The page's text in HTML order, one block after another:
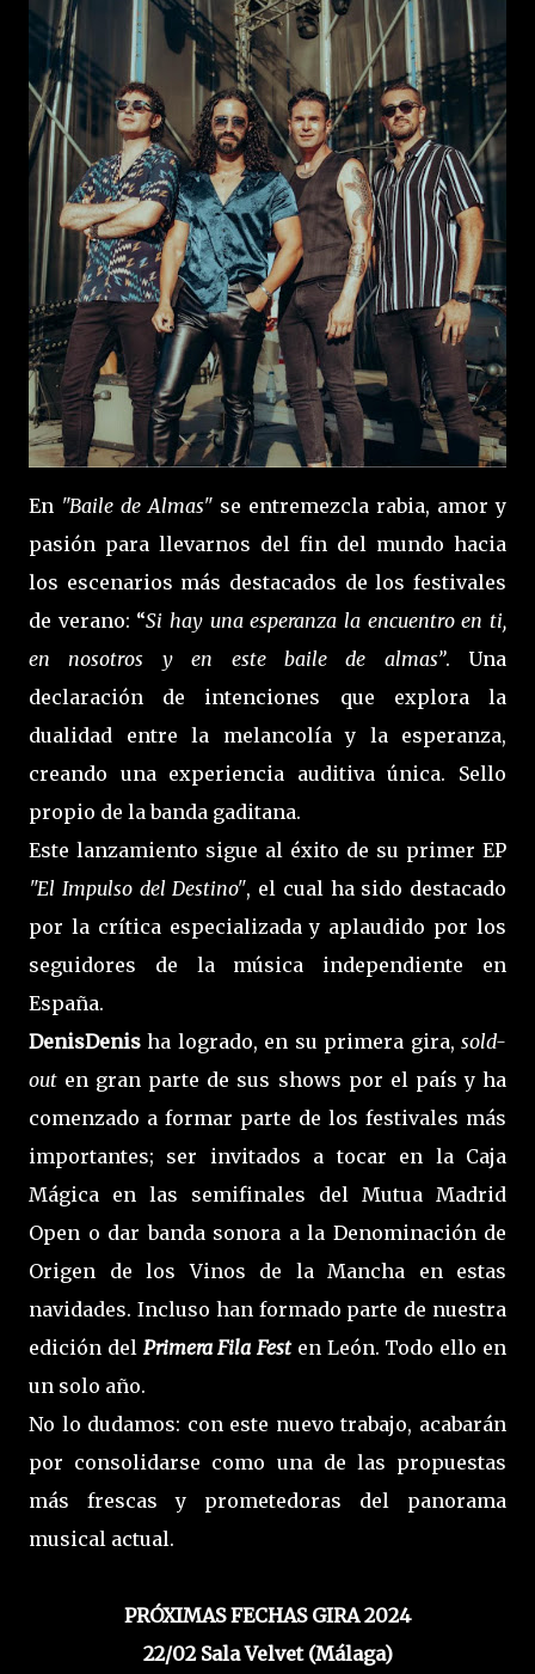
En "Baile de Almas" se entremezcla rabia, amor y
pasión para llevarnos del fin del mundo hacia
los escenarios más destacados de los festivales
de verano: “Si hay una esperanza la encuentro en ti,
en nosotros y en este baile de almas”. Una
declaración de intenciones que explora la
dualidad entre la melancolía y la esperanza,
creando una experiencia auditiva única. Sello
propio de la banda gaditana.
Este lanzamiento sigue al éxito de su primer EP
"El Impulso del Destino", el cual ha sido destacado
por la crítica especializada y aplaudido por los
seguidores de la música independiente en
España.
DenisDenis ha logrado, en su primera gira, sold-
out en gran parte de sus shows por el país y ha
comenzado a formar parte de los festivales más
importantes; ser invitados a tocar en la Caja
Mágica en las semifinales del Mutua Madrid
Open o dar banda sonora a la Denominación de
Origen de los Vinos de la Mancha en estas
navidades. Incluso han formado parte de nuestra
edición del Primera Fila Festen León. Todo ello en
un solo año.
No lo dudamos: con este nuevo trabajo, acabarán
por consolidarse como una de las propuestas
más frescas y prometedoras del panorama
musical actual.
PRÓXIMAS FECHAS GIRA 2024
22/02 Sala Velvet (Málaga)